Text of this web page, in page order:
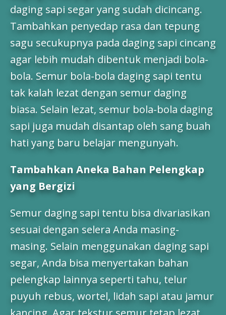
daging sapi segar yang sudah dicincang.
Tambahkan penyedap rasa dan tepung
sagu secukupnya pada daging sapi cincang
agar lebih mudah dibentuk menjadi bola-
bola. Semur bola-bola daging sapi tentu
tak kalah lezat dengan semur daging
biasa. Selain lezat, semur bola-bola daging
sapi juga mudah disantap oleh sang buah
hati yang baru belajar mengunyah.
Tambahkan Aneka Bahan Pelengkap
yang Bergizi
Semur daging sapi tentu bisa divariasikan
sesuai dengan selera Anda masing-
masing. Selain menggunakan daging sapi
segar, Anda bisa menyertakan bahan
pelengkap lainnya seperti tahu, telur
puyuh rebus, wortel, lidah sapi atau jamur